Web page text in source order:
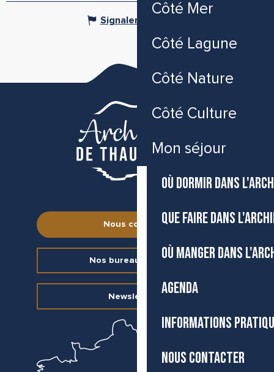
Côté Mer
Côté Lagune
Côté Nature
Côté Culture
Mon séjour
OÙ DORMIR DANS
QUE FAIRE DANS
OÙ MANGER DANS
AGENDA
INFORMATIONS
NOUS CONTACTER
Signaler une erreur
Nous contacter
Nos bureaux d’accueil
Newsletter